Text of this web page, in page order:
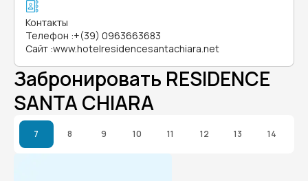
Контакты
Телефон :+(39) 0963663683
Сайт :www.hotelresidencesantachiara.net
Забронировать RESIDENCE
SANTA CHIARA
7 8 9 10 11 12 13 14